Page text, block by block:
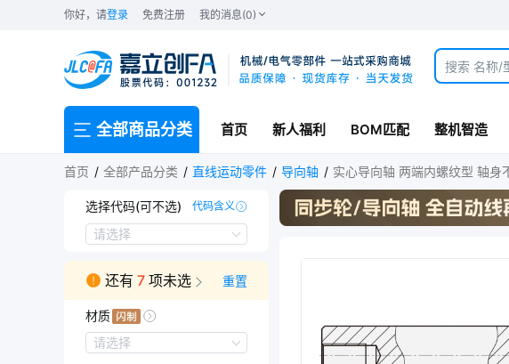
你好，请登录 免费注册 我的消息(0)
全部商品分类 首页 新人福利 BOM匹配 整机智造
首页 全部产品分类 直线运动零件 导向轴 实心导向轴 两端内螺纹型 轴身
选择代码(可不选) 代码含义
BAEK-S1-A1 BAEK-C2-A0
请选择
还有 7 项未选 重置
材质
材质
请选择